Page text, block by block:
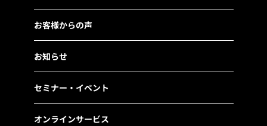
お客様からの声
お知らせ
セミナー・イベント
オンラインサービス